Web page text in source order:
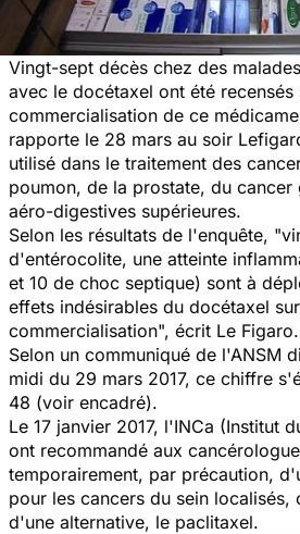
Vingt-sept décès chez des
avec le docétaxel ont été
commercialisation de ce
rapporte le 28 mars au soir
utilisé dans le traitement des
poumon, de la prostate, du
aéro-digestives supérieures.
Selon les résultats de l'enquête,
d'entérocolite, une atteinte
et 10 de choc septique) sont à
effets indésirables du docétaxel
commercialisation", écrit Le Figaro.
Selon un communiqué de l'ANSM
midi du 29 mars 2017, ce chiffre
48 (voir encadré).
Le 17 janvier 2017, l'INCa (Institut
ont recommandé aux
temporairement, par précaution,
pour les cancers du sein
d'une alternative, le paclitaxel.